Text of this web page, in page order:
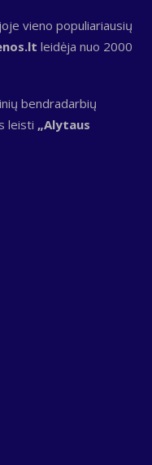
vieno populiariausių
leidėja nuo 2000
bendradarbių
leisti „Alytaus